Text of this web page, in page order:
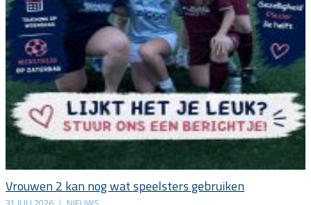
Vrouwen 2 kan nog wat speelsters gebruiken